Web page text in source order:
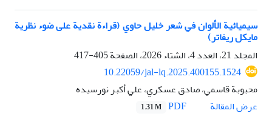
سيميائية الألوان في شعر خليل حاوي (قراءة نقدية علی ضوء نظرية
مايكل ريفاتر)
المجلد 21، العدد 4، الشتاء 2026، الصفحة
405-417
10.22059/jal-lq.2025.400155.1524
محبوبة قاسمي، صادق عسکري، علي أكبر نورسیده
عرض المقالة
1.31 M